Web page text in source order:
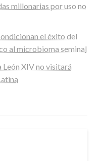
millonarias por uso no
el éxito del
al microbioma seminal
León XIV no visitará